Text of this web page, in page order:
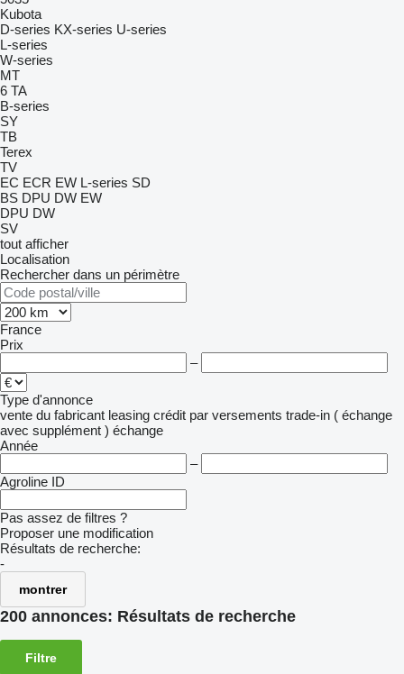
Kubota
D-series KX-series U-series
L-series
W-series
MT
6 TA
B-series
SY
TB
Terex
TV
EC ECR EW L-series SD
BS DPU DW EW
DPU DW
SV
tout afficher
Localisation
Rechercher dans un périmètre
France
Prix
–
Type d'annonce
vente du fabricant leasing crédit par versements trade-in ( échange
avec supplément ) échange
Année
–
Agroline ID
Pas assez de filtres ?
Proposer une modification
Résultats de recherche:
-
montrer
200 annonces: Résultats de recherche
Filtre